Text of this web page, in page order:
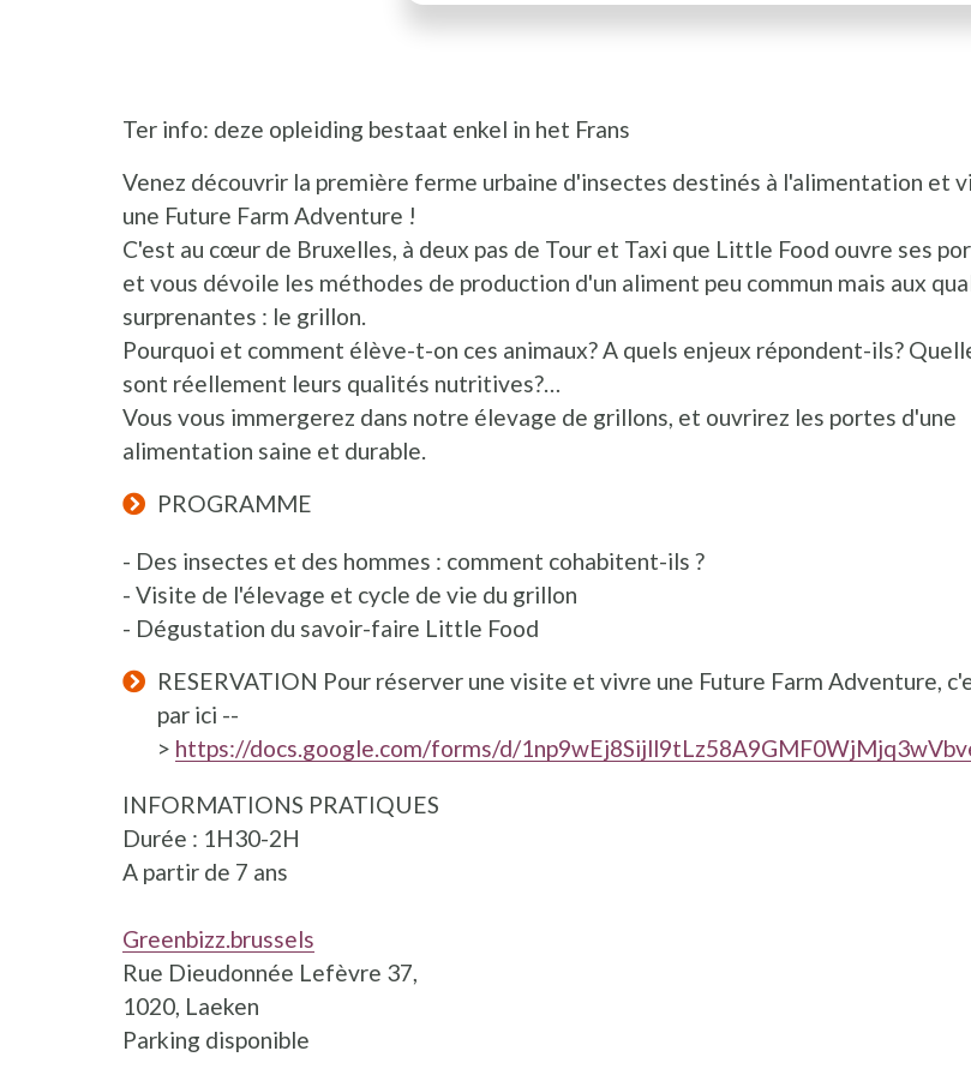
Ter info: deze opleiding bestaat enkel in het Frans
Venez découvrir la première ferme urbaine d'insectes destinés à l'alimentation et
une Future Farm Adventure !
C'est au cœur de Bruxelles, à deux pas de Tour et Taxi que Little Food ouvre ses
et vous dévoile les méthodes de production d'un aliment peu commun mais aux
surprenantes : le grillon.
Pourquoi et comment élève-t-on ces animaux? A quels enjeux répondent-ils?
sont réellement leurs qualités nutritives?…
Vous vous immergerez dans notre élevage de grillons, et ouvrirez les portes d'une
alimentation saine et durable.
PROGRAMME
- Des insectes et des hommes : comment cohabitent-ils ?
- Visite de l'élevage et cycle de vie du grillon
- Dégustation du savoir-faire Little Food
RESERVATION Pour réserver une visite et vivre une Future Farm Adventure,
par ici --
> https://docs.google.com/forms/d/
INFORMATIONS PRATIQUES
Durée : 1H30-2H
A partir de 7 ans
Greenbizz.brussels
Rue Dieudonnée Lefèvre 37,
1020, Laeken
Parking disponible